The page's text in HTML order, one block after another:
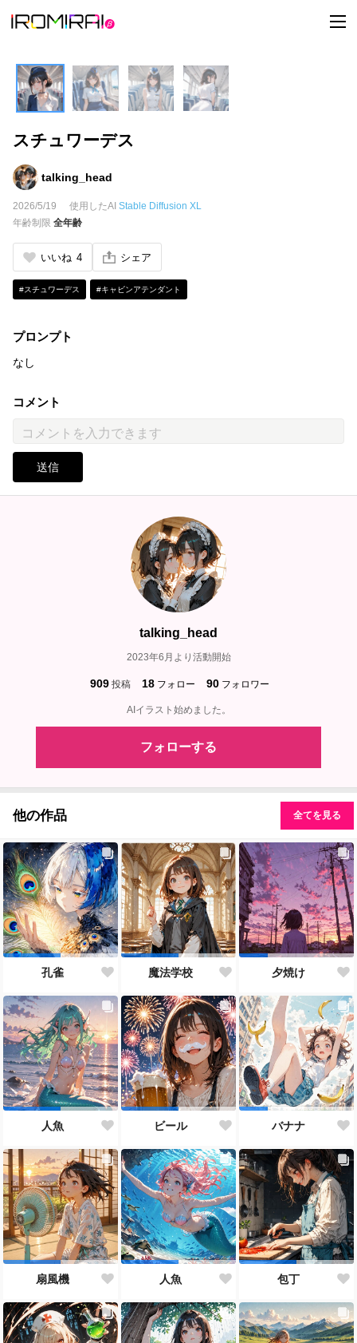
t
o
スチュワーデス
talking_head
2026/5/19 使用したAI Stable Diffusion XL
年齢制限 全年齢
いいね 4 シェア
#スチュワーデス #キャビンアテンダント
プロンプト
なし
コメント
送信
talking_head
2023年6月より活動開始
909 投稿 18 フォロー 90 フォロワー
AIイラスト始めました。
フォローする
他の作品 全てを見る
孔雀 魔法学校 夕焼け
人魚 ビール バナナ
扇風機 人魚 包丁